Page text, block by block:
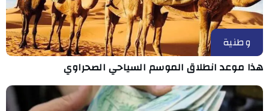
وطنية
هذا موعد انطلاق الموسم السياحي الصحراوي